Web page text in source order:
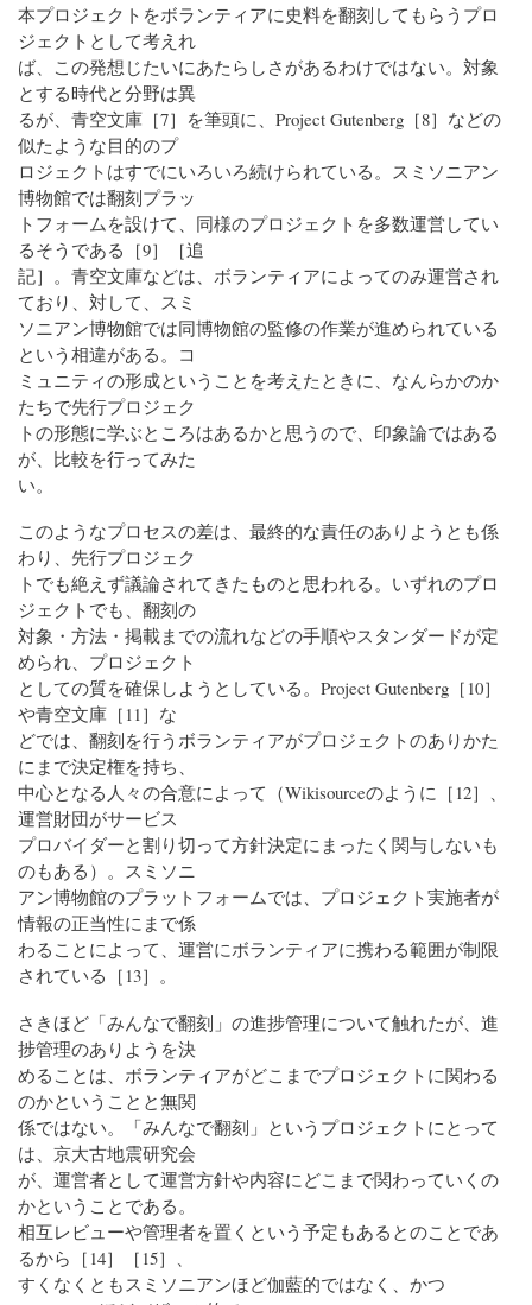
本プロジェクトをボランティアに史料を翻刻してもらうプロ
ジェクトとして考えれ
ば、この発想じたいにあたらしさがあるわけではない。対象
とする時代と分野は異
るが、青空文庫［7］を筆頭に、Project Gutenberg［8］などの
似たような目的のプ
ロジェクトはすでにいろいろ続けられている。スミソニアン
博物館では翻刻プラッ
トフォームを設けて、同様のプロジェクトを多数運営してい
るそうである［9］［追
記］。青空文庫などは、ボランティアによってのみ運営され
ており、対して、スミ
ソニアン博物館では同博物館の監修の作業が進められている
という相違がある。コ
ミュニティの形成ということを考えたときに、なんらかのか
たちで先行プロジェク
トの形態に学ぶところはあるかと思うので、印象論ではある
が、比較を行ってみた
い。
このようなプロセスの差は、最終的な責任のありようとも係
わり、先行プロジェク
トでも絶えず議論されてきたものと思われる。いずれのプロ
ジェクトでも、翻刻の
対象・方法・掲載までの流れなどの手順やスタンダードが定
められ、プロジェクト
としての質を確保しようとしている。Project Gutenberg［10］
や青空文庫［11］な
どでは、翻刻を行うボランティアがプロジェクトのありかた
にまで決定権を持ち、
中心となる人々の合意によって（Wikisourceのように［12］、
運営財団がサービス
プロバイダーと割り切って方針決定にまったく関与しないも
のもある）。スミソニ
アン博物館のプラットフォームでは、プロジェクト実施者が
情報の正当性にまで係
わることによって、運営にボランティアに携わる範囲が制限
されている［13］。
さきほど「みんなで翻刻」の進捗管理について触れたが、進
捗管理のありようを決
めることは、ボランティアがどこまでプロジェクトに関わる
のかということと無関
係ではない。「みんなで翻刻」というプロジェクトにとって
は、京大古地震研究会
が、運営者として運営方針や内容にどこまで関わっていくの
かということである。
相互レビューや管理者を置くという予定もあるとのことであ
るから［14］［15］、
すくなくともスミソニアンほど伽藍的ではなく、かつ